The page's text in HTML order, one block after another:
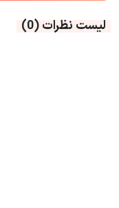
لیست نظرات(0)